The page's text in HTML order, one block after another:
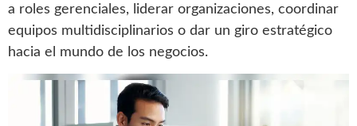
a roles gerenciales, liderar organizaciones, coordinar
equipos multidisciplinarios o dar un giro estratégico
hacia el mundo de los negocios.